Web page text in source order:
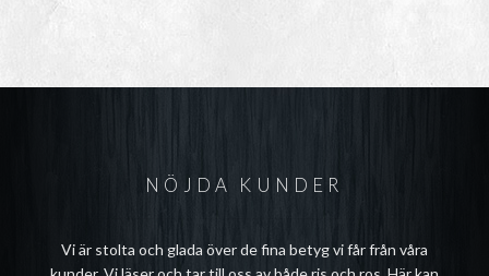
NÖJDA KUNDER
Vi är stolta och glada över de fina betyg vi får från våra